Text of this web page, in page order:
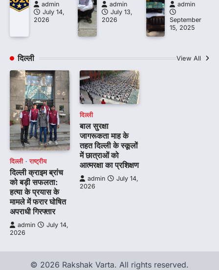
admin
July 14,
2026
admin
July 13,
2026
admin
September
15, 2025
दिल्ली View All
दिल्ली राष्ट्रीय
दिल्ली क्राइम ब्रांच
को बड़ी सफलता:
हत्या के प्रयास के
मामले में फरार घोषित
अपराधी गिरफ्तार
admin
July 14,
2026
दिल्ली
बाल सुरक्षा
जागरूकता माह के
तहत दिल्ली के स्कूलों
में छात्राओं को
आत्मरक्षा का प्रशिक्षण
admin
July 14,
2026
© 2026 Rakshak Varta. All rights reserved.